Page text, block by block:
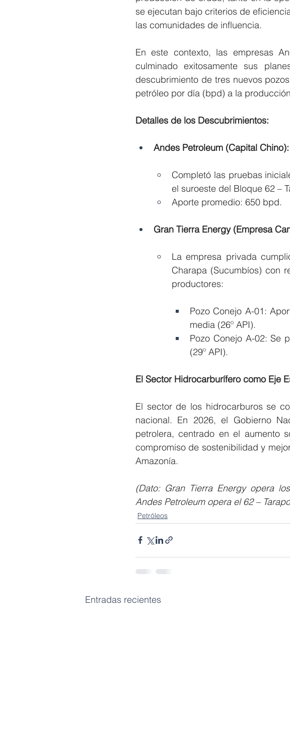
se ejecutan bajo criterios de
las comunidades de influencia.
En este contexto, las empresas
culminado exitosamente sus
descubrimiento de tres nuevos
petróleo por día (bpd) a la
Detalles de los Descubrimientos:
Andes Petroleum (Capital Chino):
Completó las pruebas
el suroeste del Bloque 62 –
Aporte promedio: 650 bpd.
Gran Tierra Energy (Empresa
La empresa privada
Charapa (Sucumbíos) con
productores:
Pozo Conejo A-01:
media (26º API).
Pozo Conejo A-02: Se
(29º API).
El Sector Hidrocarburífero como Eje
El sector de los hidrocarburos se
nacional. En 2026, el Gobierno
petrolera, centrado en el aumento
compromiso de sostenibilidad y
Amazonía.
(Dato: Gran Tierra Energy opera
Andes Petroleum opera el 62 –
Petróleos
Entradas recientes